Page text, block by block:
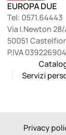
EUROPA DUE
Tel: 0571.64443
Via I.Newton 28/
50051
P.IVA
Servizi
Privacy